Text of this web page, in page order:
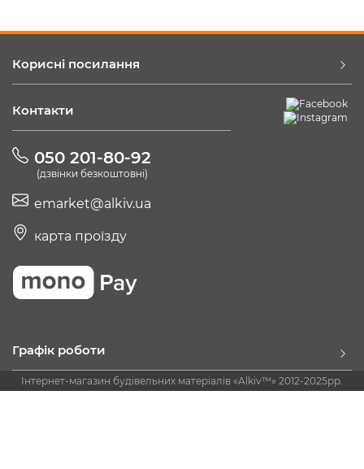
Корисні посилання
Контакти
050 201-80-92
(дзвінки безкоштовні)
emarket@alkiv.ua
карта проїзду
Графік роботи
Інтернет-магазин будівельних матеріалів «Alkiv™» 2012-2025рр.